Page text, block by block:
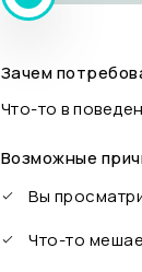
Зачем
Что-то в
Возможные
Вы
Что-то